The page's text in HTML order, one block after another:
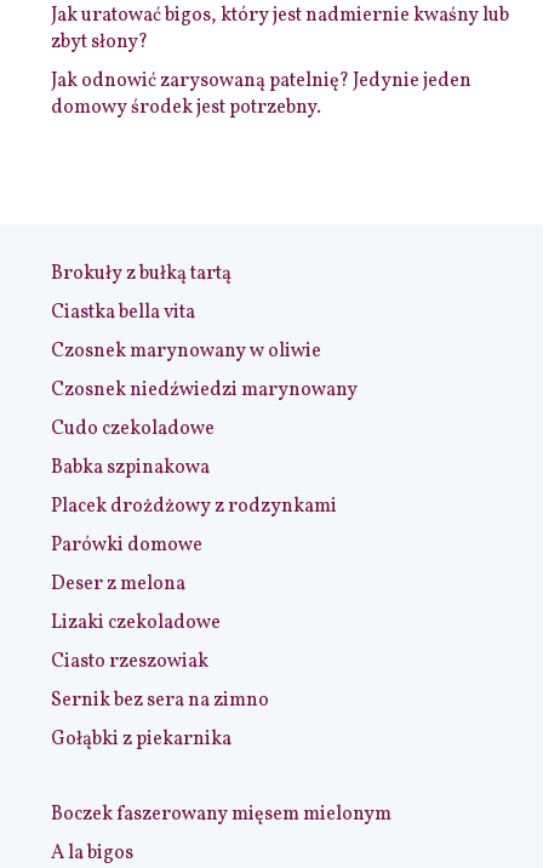
Jak uratować bigos, który jest nadmiernie kwaśny lub
zbyt słony?
Jak odnowić zarysowaną patelnię? Jedynie jeden
domowy środek jest potrzebny.
Brokuły z bułką tartą
Ciastka bella vita
Czosnek marynowany w oliwie
Czosnek niedźwiedzi marynowany
Cudo czekoladowe
Babka szpinakowa
Placek drożdżowy z rodzynkami
Parówki domowe
Deser z melona
Lizaki czekoladowe
Ciasto rzeszowiak
Sernik bez sera na zimno
Gołąbki z piekarnika
Boczek faszerowany mięsem mielonym
A la bigos